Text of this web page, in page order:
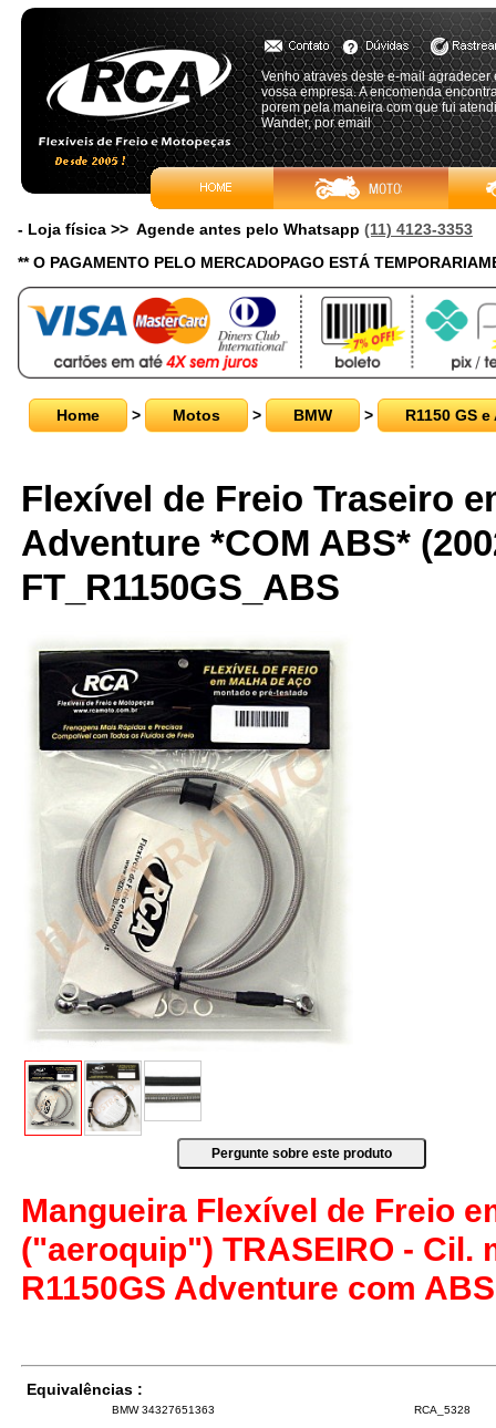
Venho atraves deste e-mail
vossa empresa. A encomenda
porem pela maneira com que fui
Wander, por email
- Loja física >> Agende antes pelo Whatsapp (11) 4123-3353
** O PAGAMENTO PELO MERCADOPAGO ESTÁ
Home > Motos > BMW > R1150 GS
Flexível de Freio Traseiro
Adventure *COM ABS*
FT_R1150GS_ABS
Mangueira Flexível de Freio
("aeroquip") TRASEIRO - Cil.
R1150GS Adventure com
Equivalências :
BMW 34327651363 RCA_5328